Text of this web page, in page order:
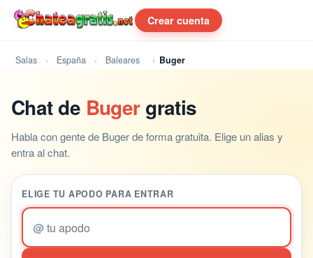
Crear cuenta
Salas España Baleares Buger
Chat de Bugergratis
Habla con gente de Buger de forma gratuita. Elige un alias y
entra al chat.
ELIGE TU APODO PARA ENTRAR
@